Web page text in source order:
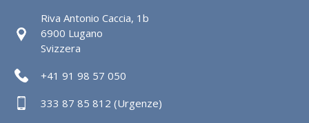
Riva Antonio Caccia, 1b
6900 Lugano
Svizzera
+41 91 98 57 050
333 87 85 812 (Urgenze)